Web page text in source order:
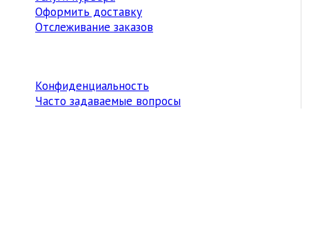
Оформить доставку
Отслеживание заказов
Конфиденциальность
Часто задаваемые вопросы